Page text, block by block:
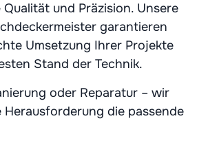
und Präzision. Unsere
garantieren
Umsetzung Ihrer Projekte
Stand der Technik.
oder Reparatur – wir
die passende